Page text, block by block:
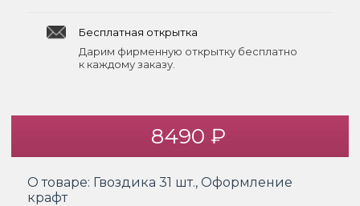
Бесплатная открытка
Дарим фирменную открытку бесплатно
к каждому заказу.
8490 ₽
О товаре: Гвоздика 31 шт., Оформление
крафт